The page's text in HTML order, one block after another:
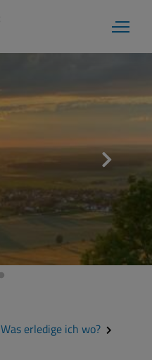
Was erledige ich wo?